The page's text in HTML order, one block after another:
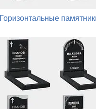
Горизонтальные